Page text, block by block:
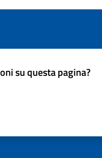
su questa pagina?